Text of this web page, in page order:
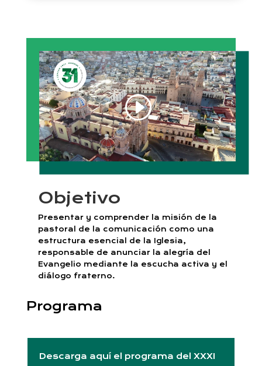
Objetivo
Presentar y comprender la misión de la
pastoral de la comunicación como una
estructura esencial de la Iglesia,
responsable de anunciar la alegría del
Evangelio mediante la escucha activa y el
diálogo fraterno.
Programa
Descarga aquí el programa del XXXI